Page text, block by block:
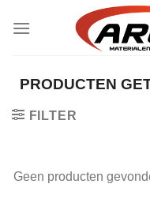
naar
PRODUCTEN
FILTER
Geen producten